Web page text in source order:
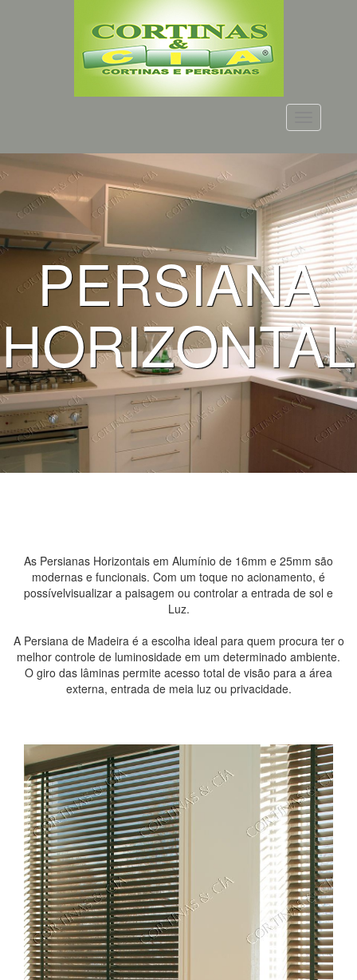
PERSIANA
HORIZONTAL
As Persianas Horizontais em Alumínio de 16mm e 25mm são
modernas e funcionais. Com um toque no acionamento, é
possívelvisualizar a paisagem ou controlar a entrada de sol e
Luz.
A Persiana de Madeira é a escolha ideal para quem procura ter o
melhor controle de luminosidade em um determinado ambiente.
O giro das lâminas permite acesso total de visão para a área
externa, entrada de meia luz ou privacidade.